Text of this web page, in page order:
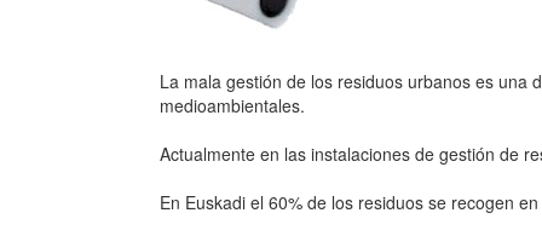
La mala gestión de los residuos urbanos es una
medioambientales.
Actualmente en las instalaciones de gestión de
En Euskadi el 60% de los residuos se recogen